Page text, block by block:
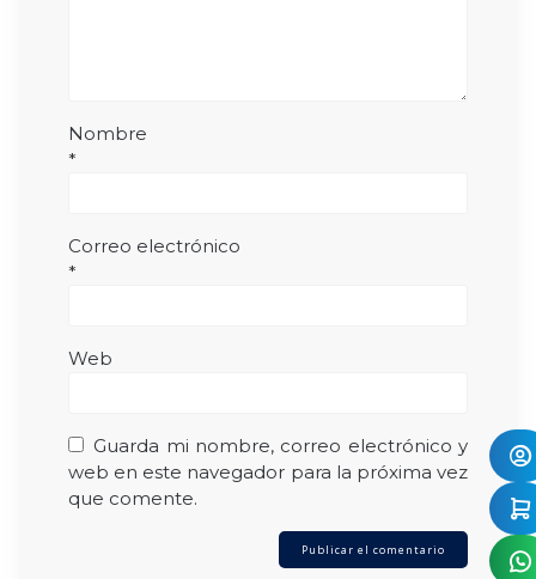
Nombre
*
Correo electrónico
*
Web
Guarda mi nombre, correo electrónico y
web en este navegador para la próxima vez
que comente.